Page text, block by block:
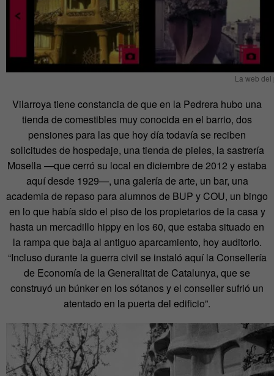
La web del
Vilarroya tiene constancia de que en la Pedrera hubo una
tienda de comestibles muy conocida en el barrio, dos
pensiones para las que hoy día todavía se reciben
solicitudes de hospedaje, una tienda de pieles, la sastrería
Mosella —que cerró su local en diciembre de 2012 y estaba
aquí desde 1929—, una galería de arte, un bar, una
academia de repaso para alumnos de BUP y COU, un bingo
en lo que había sido el piso de los propietarios de la casa y
hasta un mercadillo hippy en los 60, que estaba situado en
la rampa que baja al antiguo aparcamiento, hoy auditorio.
“Incluso durante la guerra civil se instaló aquí la Consellería
de Economía de la Generalitat de Catalunya, que se
construyó un búnker en los sótanos y el conseller sufrió un
atentado en la puerta del edificio”.